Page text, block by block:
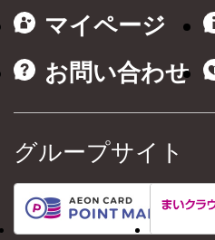
マイページ
お問い合わせ
グループサイト